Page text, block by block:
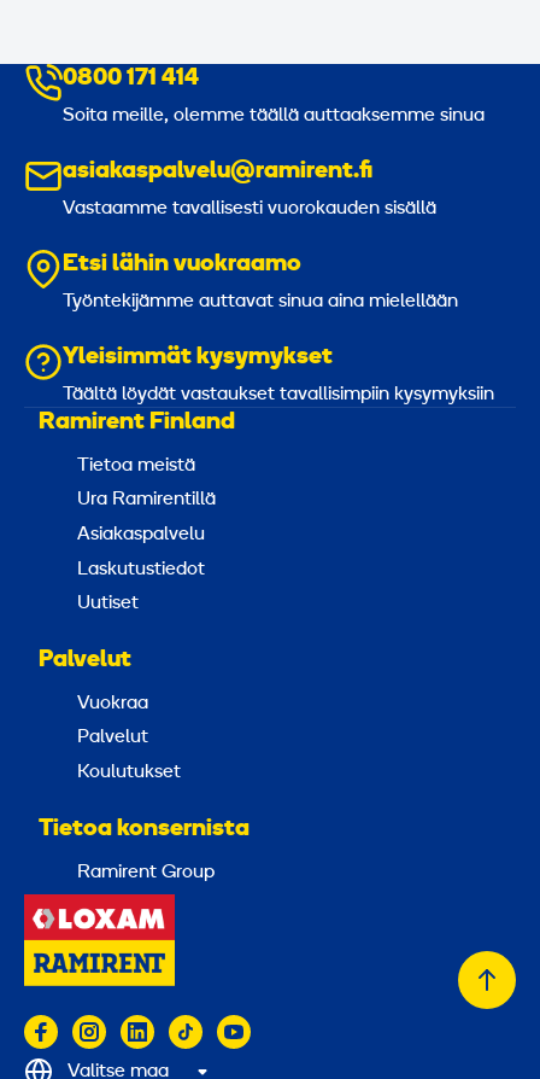
0800 171 414
Soita meille, olemme täällä auttaaksemme sinua
asiakaspalvelu@ramirent.fi
Vastaamme tavallisesti vuorokauden sisällä
Etsi lähin vuokraamo
Työntekijämme auttavat sinua aina mielellään
Yleisimmät kysymykset
Täältä löydät vastaukset tavallisimpiin kysymyksiin
Ramirent Finland
Tietoa meistä
Ura Ramirentillä
Asiakaspalvelu
Laskutustiedot
Uutiset
Palvelut
Vuokraa
Palvelut
Koulutukset
Tietoa konsernista
Ramirent Group
Valitse maa